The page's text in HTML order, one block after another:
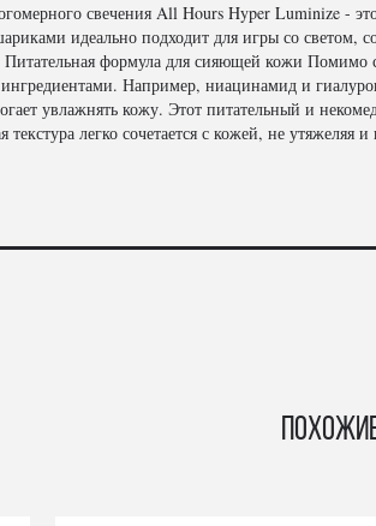
свечения All Hours Hyper Luminize -
идеально подходит для игры со светом,
Питательная формула для сияющей кожи
Например, ниацинамид и
увлажнять кожу. Этот питательный и
легко сочетается с кожей, не утяжеляя и